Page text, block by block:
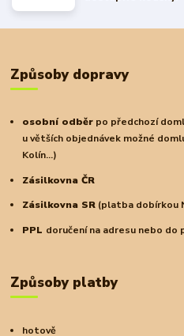
Způsoby dopravy
osobní odběr po předchozí
u větších objednávek možné
Kolín...)
Zásilkovna ČR
Zásilkovna SR (platba dobírkou
PPL doručení na adresu nebo do
Způsoby platby
hotově